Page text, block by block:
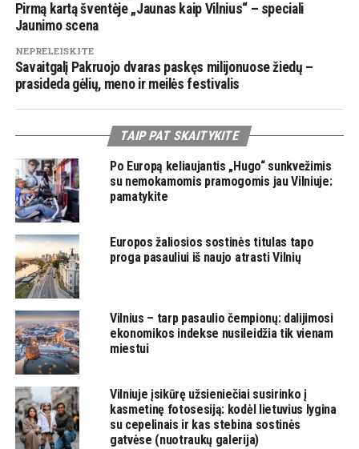
Pirmą kartą šventėje „Jaunas kaip Vilnius“ – speciali
Jaunimo scena
NEPRELEISKITE
Savaitgalį Pakruojo dvaras paskęs milijonuose žiedų –
prasideda gėlių, meno ir meilės festivalis
TAIP PAT SKAITYKITE
Po Europą keliaujantis „Hugo“ sunkvežimis
su nemokamomis pramogomis jau Vilniuje:
pamatykite
Europos žaliosios sostinės titulas tapo
proga pasauliui iš naujo atrasti Vilnių
Vilnius – tarp pasaulio čempionų: dalijimosi
ekonomikos indekse nusileidžia tik vienam
miestui
Vilniuje įsikūrę užsieniečiai susirinko į
kasmetinę fotosesiją: kodėl lietuvius lygina
su cepelinais ir kas stebina sostinės
gatvėse (nuotraukų galerija)